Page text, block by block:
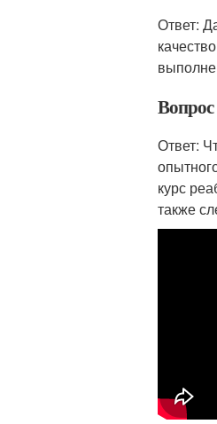
Ответ:
Вопрос
Ответ:
курс
также